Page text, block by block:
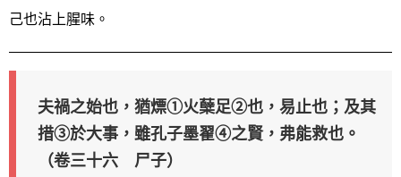
己也沾上腥味。
夫禍之始也，猶熛①火蘖足②也，易止也；及其
措③於大事，雖孔子墨翟④之賢，弗能救也。
（卷三十六 尸子）